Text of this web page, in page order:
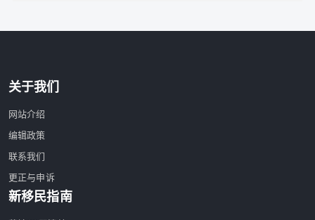
关于我们
网站介绍
编辑政策
联系我们
更正与申诉
新移民指南